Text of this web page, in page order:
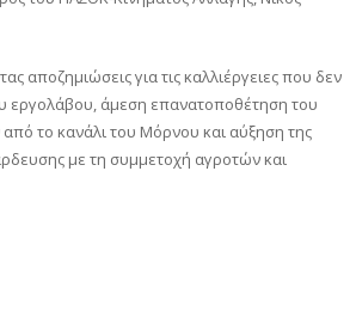
αποζημιώσεις για τις καλλιέργειες που δεν
εργολάβου, άμεση επανατοποθέτηση του
το κανάλι του Μόρνου και αύξηση της
με τη συμμετοχή αγροτών και